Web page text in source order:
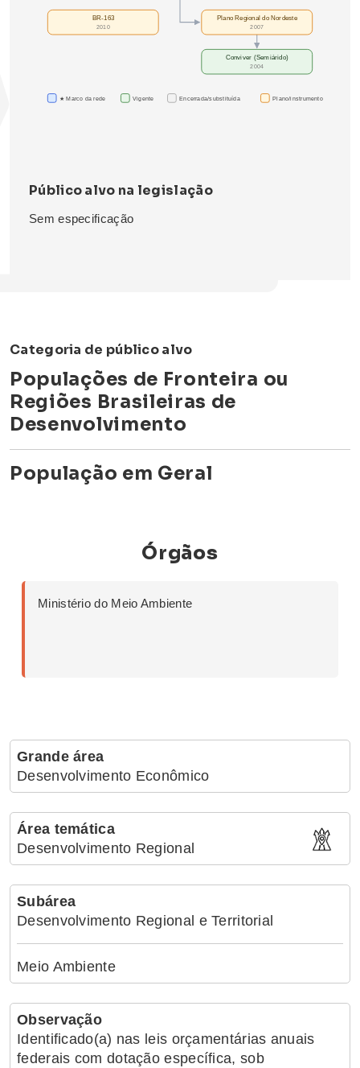
BR-163
2010
Plano Regional do Nordeste
2007
Conviver (Semiárido)
2004
★ Marco da rede Vigente Encerrada/substituída Plano/instrumento
Público alvo na legislação
Sem especificação
Categoria de público alvo
Populações de Fronteira ou
Regiões Brasileiras de
Desenvolvimento
População em Geral
Órgãos
Ministério do Meio Ambiente
Grande área
Desenvolvimento Econômico
Área temática
Desenvolvimento Regional
Subárea
Desenvolvimento Regional e Territorial
Meio Ambiente
Observação
Identificado(a) nas leis orçamentárias anuais
federais com dotação específica, sob